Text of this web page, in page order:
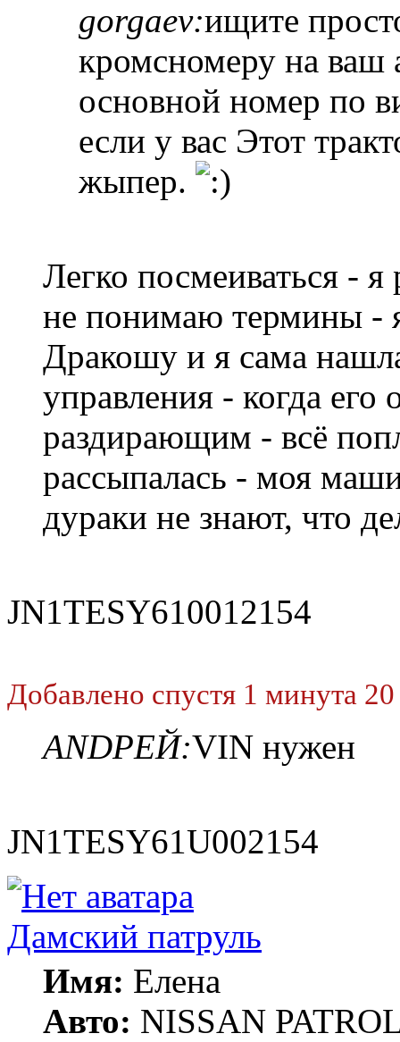
gorgaev:ищите
кромсномеру на ваш
основной номер по
если у вас Этот
жыпер.
Легко посмеиваться -
не понимаю термины -
Дракошу и я сама
управления - когда
раздирающим - всё
рассыпалась - моя
дураки не знают, что
JN1TESY610012154
Добавлено спустя 1 минута
ANDРЕЙ:VIN нужен
JN1TESY61U002154
Дамский патруль
Имя: Елена
Авто: NISSAN